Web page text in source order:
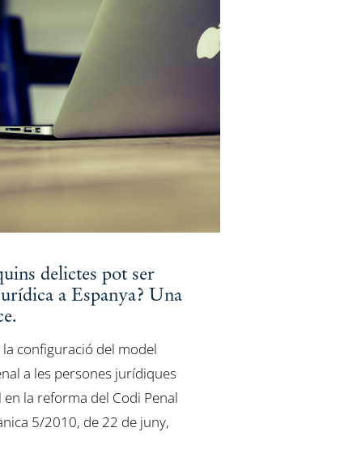
delictes pot ser
a Espanya? Una
configuració del model
a les persones jurídiques
la reforma del Codi Penal
5/2010, de 22 de juny,